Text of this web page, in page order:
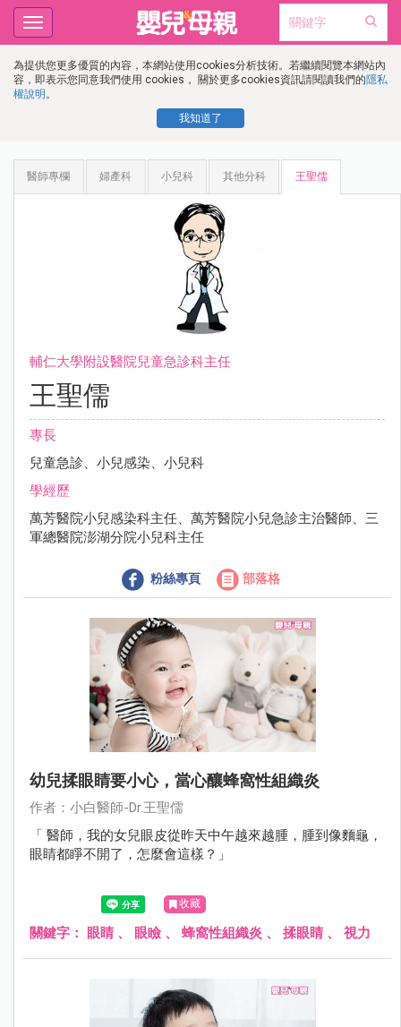
為提供您更多優質的內容，本網站使用cookies分析技術。若繼續閱覽本網站內
容，即表示您同意我們使用 cookies， 關於更多cookies資訊請閱讀我們的隱私
權說明 。
我知道了
Toggle
navigation
醫師專欄 婦產科 小兒科 其他分科 王聖儒
輔仁大學附設醫院兒童急診科主任
王聖儒
專長
兒童急診、小兒感染、小兒科
學經歷
萬芳醫院小兒感染科主任、萬芳醫院小兒急診主治醫師、三
軍總醫院澎湖分院小兒科主任
粉絲專頁 部落格
幼兒揉眼睛要小心，當心釀蜂窩性組織炎
作者：小白醫師-Dr.王聖儒
「 醫師，我的女兒眼皮從昨天中午越來越腫，腫到像麵龜，
眼睛都睜不開了，怎麼會這樣？」
收藏
關鍵字： 眼睛 、 眼瞼 、 蜂窩性組織炎 、 揉眼睛 、 視力